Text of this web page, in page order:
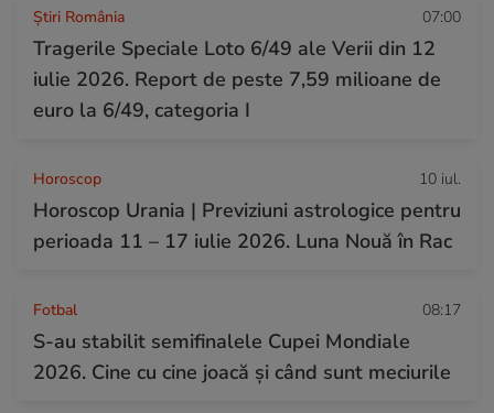
Știri România 07:00
Tragerile Speciale Loto 6/49 ale Verii din 12
iulie 2026. Report de peste 7,59 milioane de
euro la 6/49, categoria I
Horoscop 10 iul.
Horoscop Urania | Previziuni astrologice pentru
perioada 11 – 17 iulie 2026. Luna Nouă în Rac
Fotbal 08:17
S-au stabilit semifinalele Cupei Mondiale
2026. Cine cu cine joacă și când sunt meciurile